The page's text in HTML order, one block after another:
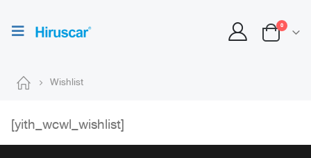
0
Wishlist
[yith_wcwl_wishlist]